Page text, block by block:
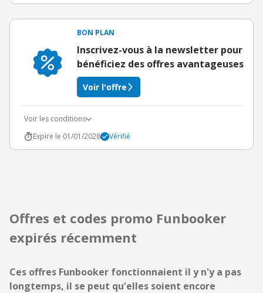
BON PLAN
Inscrivez-vous à la newsletter pour
bénéficiez des offres avantageuses
Voir l'offre
Voir les conditions
Expire le 01/01/2028
Vérifié
Offres et codes promo Funbooker
expirés récemment
Ces offres Funbooker fonctionnaient il y n'y a pas
longtemps, il se peut qu'elles soient encore